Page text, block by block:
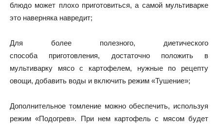
блюдо может плохо приготовиться, а самой мультиварке
это наверняка навредит;
Для более полезного, диетического
способа приготовления, достаточно положить в
мультиварку мясо с картофелем, нужные по рецепту
овощи, добавить воды и включить режим «Тушение»;
Дополнительное томление можно обеспечить, используя
режим «Подогрев». При нем картофель с мясом будет